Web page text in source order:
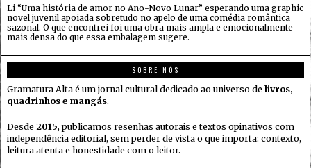
Li “Uma história de amor no Ano-Novo Lunar” esperando uma graphic
novel juvenil apoiada sobretudo no apelo de uma comédia romântica
sazonal. O que encontrei foi uma obra mais ampla e emocionalmente
mais densa do que essa embalagem sugere.
SOBRE NÓS
Gramatura Alta é um jornal cultural dedicado ao universo de livros,
quadrinhos e mangás.
Desde 2015, publicamos resenhas autorais e textos opinativos com
independência editorial, sem perder de vista o que importa: contexto,
leitura atenta e honestidade com o leitor.